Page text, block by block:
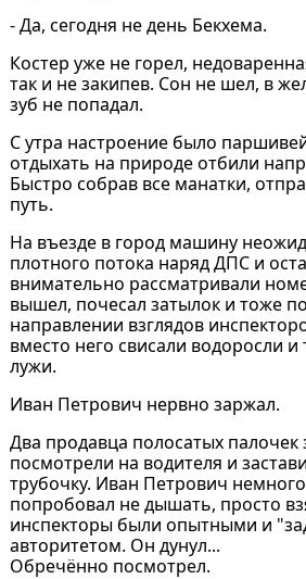
- Да, сегодня не день Бекхема.
Костер уже не горел,
так и не закипев. Сон не шел, в
зуб не попадал.
С утра настроение было
отдыхать на природе отбили
Быстро собрав все манатки,
путь.
На въезде в город машину
плотного потока наряд ДПС и
внимательно рассматривали
вышел, почесал затылок и тоже
направлении взглядов
вместо него свисали водоросли
лужи.
Иван Петрович нервно заржал.
Два продавца полосатых палочек
посмотрели на водителя и
трубочку. Иван Петрович
попробовал не дышать, просто
инспекторы были опытными и
авторитетом. Он дунул...
Обречённо посмотрел.